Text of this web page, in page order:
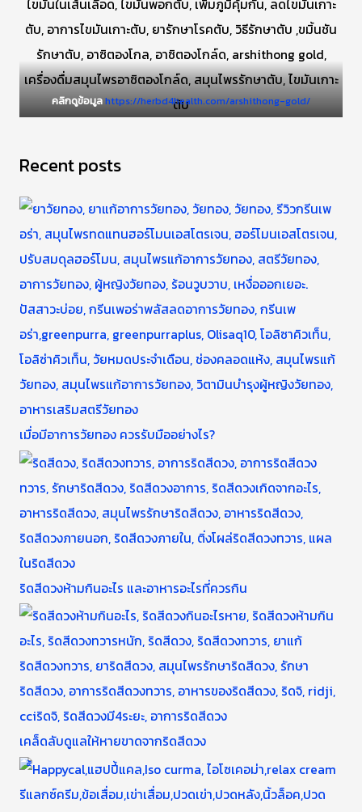
คลิกดูข้อมูลhttps://herbd4health.com/arshithong-gold/
Recent posts
เมื่อมีอาการวัยทอง ควรรับมืออย่างไร?
ริดสีดวงห้ามกินอะไร และอาหารอะไรที่ควรกิน
เคล็ดลับดูแลให้หายขาดจากริดสีดวง